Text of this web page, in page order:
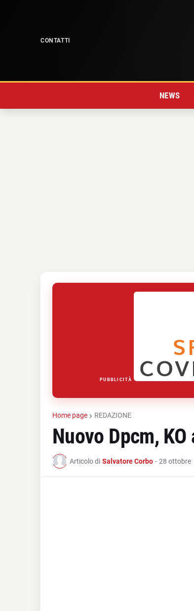
CONTATTI
NEWS
PUBBLICITÀ
Home page REDAZIONE
Nuovo Dpcm,
Articolo di Salvatore Corbo - 28 ottobre